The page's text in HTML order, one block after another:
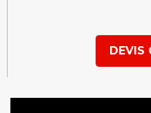
DEVIS